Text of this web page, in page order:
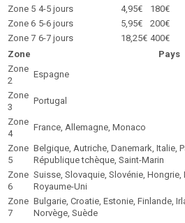
Zone 5 4-5 jours 4,95€
180€
Zone 6 5-6 jours 5,95€
200€
Zone 7 6-7 jours 18,25€ 400€
Zone
Pays
Zone
2
Espagne
Zone
3
Portugal
Zone
4
France, Allemagne, Monaco
Zone
5
Belgique, Autriche, Danemark, Italie,
République tchèque, Saint-Marin
Zone
6
Suisse, Slovaquie, Slovénie, Hongrie,
Royaume-Uni
Zone
7
Bulgarie, Croatie, Estonie, Finlande,
Norvège, Suède